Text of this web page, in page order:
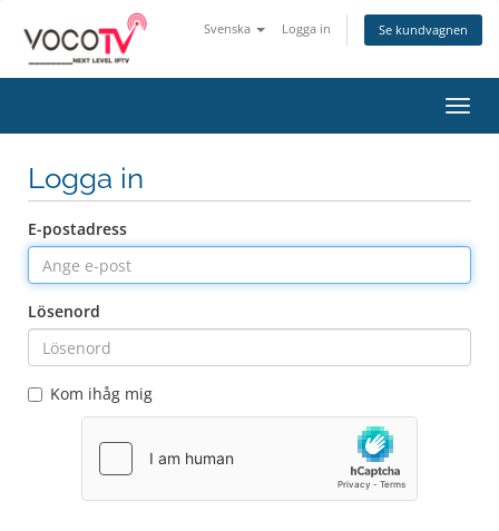
Svenska Logga in Se kundvagnen
Växla
Logga in
E-postadress
Lösenord
Kom ihåg mig